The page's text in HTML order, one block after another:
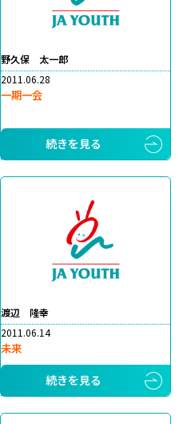
野久保 太一郎
2011.06.28
一期一会
続きを見る
渡辺 隆幸
2011.06.14
未来
続きを見る